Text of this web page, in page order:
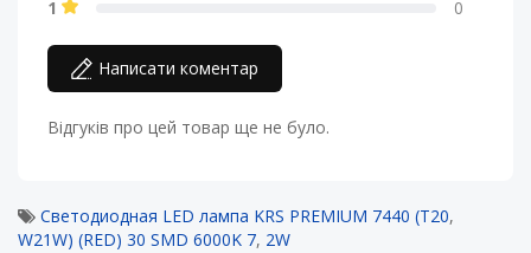
1
0
Написати коментар
Відгуків про цей товар ще не було.
Светодиодная LED лампа KRS PREMIUM 7440 (T20,
W21W) (RED) 30 SMD 6000K 7, 2W